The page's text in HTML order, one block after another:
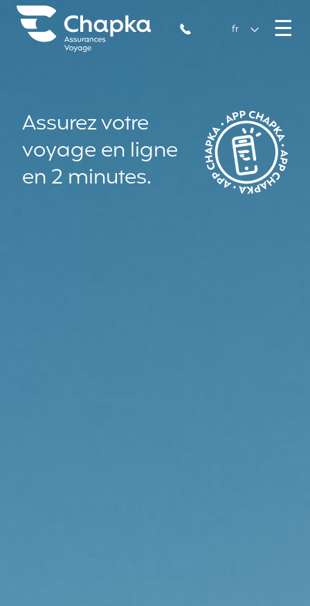
Aller directement au contenu
Chapka Assurances Voyages
+33 1 74 85 50 50
fr ☰
Assurez votre
voyage en ligne
en 2 minutes.